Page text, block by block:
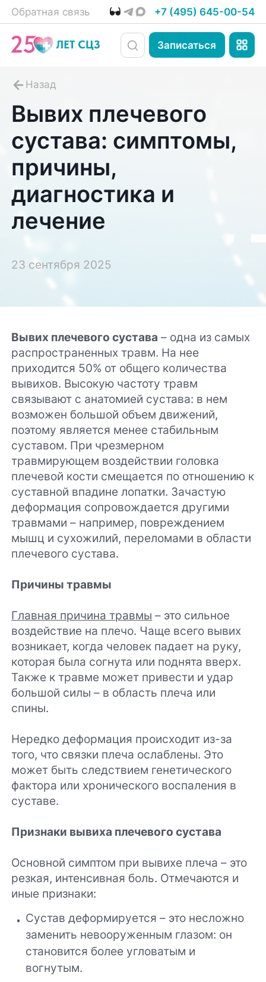
Обратная связь +7 (495) 645-00-54
Записаться
Вывих плечевого
сустава: симптомы,
причины,
диагностика и
лечение
23 сентября 2025
Вывих плечевого сустава – одна из самых
распространенных травм. На нее
приходится 50% от общего количества
вывихов. Высокую частоту травм
связывают с анатомией сустава: в нем
возможен большой объем движений,
поэтому является менее стабильным
суставом. При чрезмерном
травмирующем воздействии головка
плечевой кости смещается по отношению к
суставной впадине лопатки. Зачастую
деформация сопровождается другими
травмами – например, повреждением
мышц и сухожилий, переломами в области
плечевого сустава.
Причины травмы
Главная причина травмы – это сильное
воздействие на плечо. Чаще всего вывих
возникает, когда человек падает на руку,
которая была согнута или поднята вверх.
Также к травме может привести и удар
большой силы – в область плеча или
спины.
Нередко деформация происходит из-за
того, что связки плеча ослаблены. Это
может быть следствием генетического
фактора или хронического воспаления в
суставе.
Признаки вывиха плечевого сустава
Основной симптом при вывихе плеча – это
резкая, интенсивная боль. Отмечаются и
иные признаки:
Сустав деформируется – это несложно
заменить невооруженным глазом: он
становится более угловатым и
вогнутым.